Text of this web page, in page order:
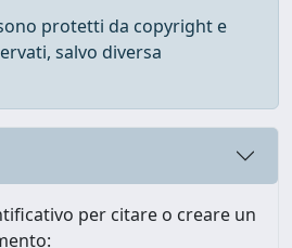
protetti da copyright e
salvo diversa
per citare o creare un